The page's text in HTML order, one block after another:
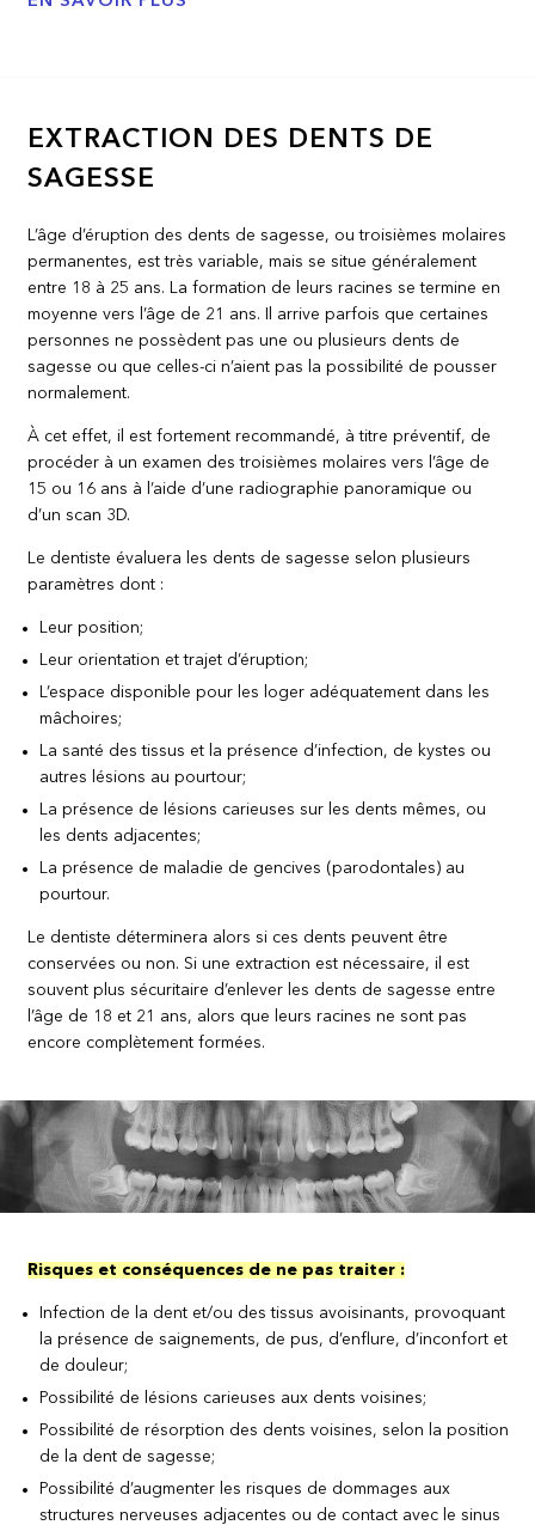
EXTRACTION DES DENTS DE
SAGESSE
L’âge d’éruption des dents de sagesse, ou troisièmes molaires
permanentes, est très variable, mais se situe généralement
entre 18 à 25 ans. La formation de leurs racines se termine en
moyenne vers l’âge de 21 ans. Il arrive parfois que certaines
personnes ne possèdent pas une ou plusieurs dents de
sagesse ou que celles-ci n’aient pas la possibilité de pousser
normalement.
À cet effet, il est fortement recommandé, à titre préventif, de
procéder à un examen des troisièmes molaires vers l’âge de
15 ou 16 ans à l’aide d’une radiographie panoramique ou
d’un scan 3D.
Le dentiste évaluera les dents de sagesse selon plusieurs
paramètres dont :
Leur position;
Leur orientation et trajet d’éruption;
L’espace disponible pour les loger adéquatement dans les
mâchoires;
La santé des tissus et la présence d’infection, de kystes ou
autres lésions au pourtour;
La présence de lésions carieuses sur les dents mêmes, ou
les dents adjacentes;
La présence de maladie de gencives (parodontales) au
pourtour.
Le dentiste déterminera alors si ces dents peuvent être
conservées ou non. Si une extraction est nécessaire, il est
souvent plus sécuritaire d’enlever les dents de sagesse entre
l’âge de 18 et 21 ans, alors que leurs racines ne sont pas
encore complètement formées.
Risques et conséquences de ne pas traiter :
Infection de la dent et/ou des tissus avoisinants, provoquant
la présence de saignements, de pus, d’enflure, d’inconfort et
de douleur;
Possibilité de lésions carieuses aux dents voisines;
Possibilité de résorption des dents voisines, selon la position
de la dent de sagesse;
Possibilité d’augmenter les risques de dommages aux
structures nerveuses adjacentes ou de contact avec le sinus